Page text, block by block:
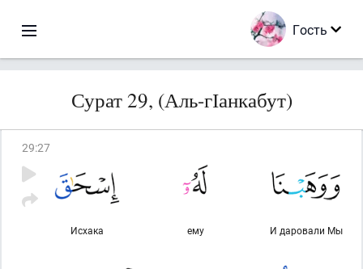
Гость
Сурат 29, (Аль-гІанкабут)
29:27
И даровали Мы
ему
Исхака